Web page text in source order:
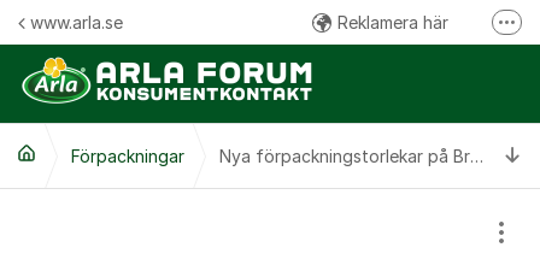
Hoppa till innehåll
www.arla.se Reklamera här
Följ oss på Facebook
Kommentarsregler
Förpackningar Nya förpackningstorlekar på Bregott